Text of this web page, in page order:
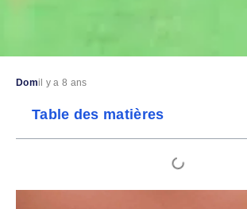
Domil y a 8 ans
Table des matières